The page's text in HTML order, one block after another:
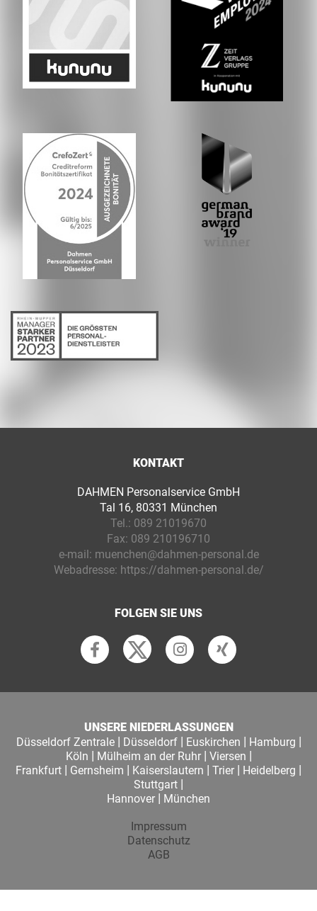
KONTAKT
DAHMEN Personalservice GmbH
Tal 16, 80331 München
Tel.: 089 21019670
Fax: 089 210196710
e-mail: muenchen@dahmen-personal.de
Webadresse: https://dahmen-personal.de/
FOLGEN SIE UNS
UNSERE NIEDERLASSUNGEN
Düsseldorf Zentrale| Düsseldorf| Euskirchen | Hamburg |
Köln | Mülheim an der Ruhr| Viersen |
Frankfurt | Gernsheim | Kaiserslautern | Trier | Heidelberg |
Stuttgart |
Hannover | München
Impressum
Datenschutz
AGB